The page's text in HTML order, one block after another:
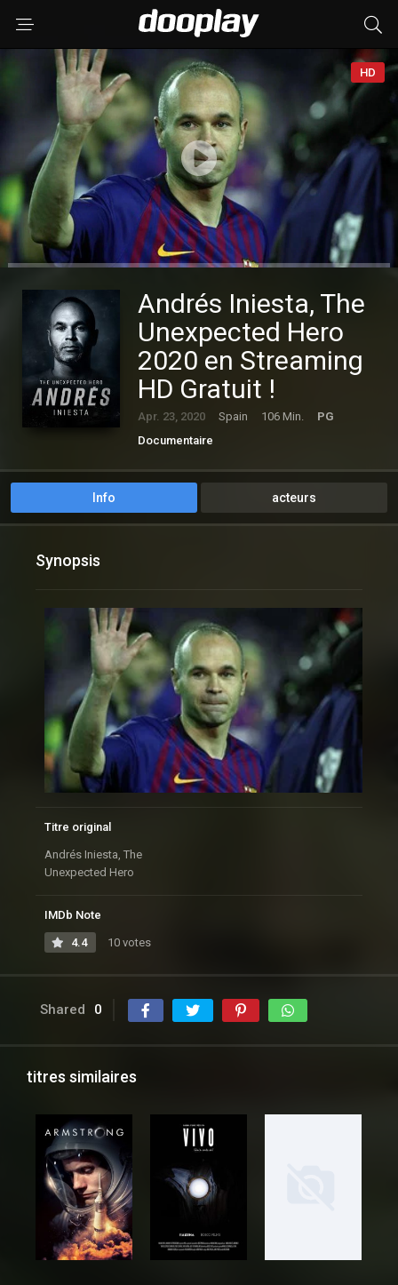
HD
Andrés Iniesta, The
Unexpected Hero
2020 en Streaming
HD Gratuit !
Apr. 23, 2020 Spain 106 Min.
PG
Documentaire
Info acteurs
Synopsis
Titre original
Andrés Iniesta, The
Unexpected Hero
IMDb Note
4.4 10 votes
Shared 0
titres similaires